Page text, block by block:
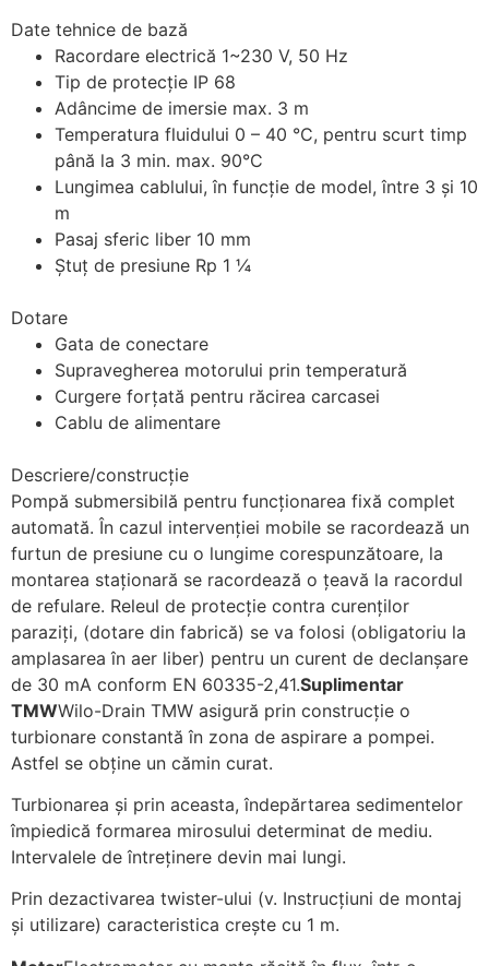
Date tehnice de bază
Racordare electrică 1~230 V, 50 Hz
Tip de protecţie IP 68
Adâncime de imersie max. 3 m
Temperatura fluidului 0 – 40 °C, pentru scurt timp
până la 3 min. max. 90°C
Lungimea cablului, în funcţie de model, între 3 şi 10
m
Pasaj sferic liber 10 mm
Ştuţ de presiune Rp 1 ¼
Dotare
Gata de conectare
Supravegherea motorului prin temperatură
Curgere forţată pentru răcirea carcasei
Cablu de alimentare
Descriere/construcţie
Pompă submersibilă pentru funcţionarea fixă complet
automată. În cazul intervenţiei mobile se racordează un
furtun de presiune cu o lungime corespunzătoare, la
montarea staţionară se racordează o ţeavă la racordul
de refulare. Releul de protecţie contra curenţilor
paraziţi, (dotare din fabrică) se va folosi (obligatoriu la
amplasarea în aer liber) pentru un curent de declanşare
de 30 mA conform EN 60335-2,41.Suplimentar
TMWWilo-Drain TMW asigură prin construcţie o
turbionare constantă în zona de aspirare a pompei.
Astfel se obţine un cămin curat.
Turbionarea şi prin aceasta, îndepărtarea sedimentelor
împiedică formarea mirosului determinat de mediu.
Intervalele de întreţinere devin mai lungi.
Prin dezactivarea twister-ului (v. Instrucţiuni de montaj
şi utilizare) caracteristica creşte cu 1 m.